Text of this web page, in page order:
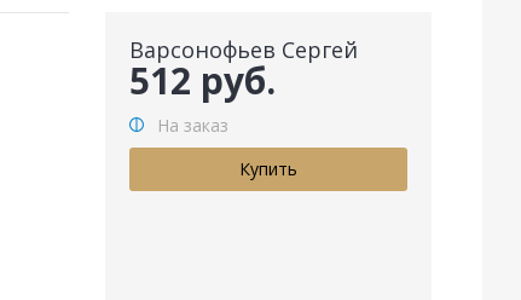
Варсонофьев Сергей
512 руб.
На заказ